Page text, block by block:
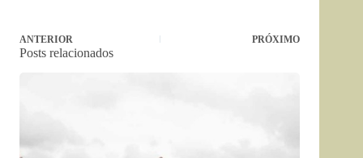
ANTERIOR PRÓXIMO
Posts relacionados